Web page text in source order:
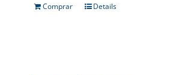
Comprar Details